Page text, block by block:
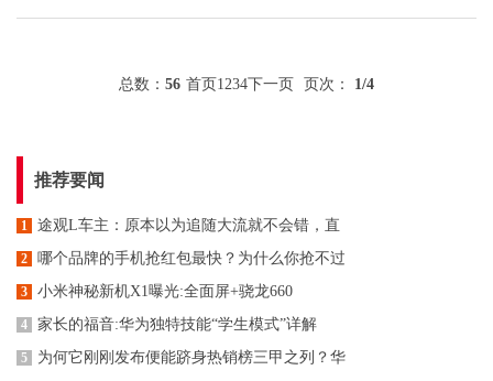
总数： 56 首页1234下一页 页次： 1/4
推荐要闻
1 途观L车主：原本以为追随大流就不会错，直
2 哪个品牌的手机抢红包最快？为什么你抢不过
3 小米神秘新机X1曝光:全面屏+骁龙660
4 家长的福音:华为独特技能“学生模式”详解
5 为何它刚刚发布便能跻身热销榜三甲之列？华